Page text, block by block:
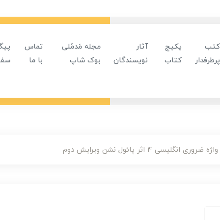
کتب
پرطرفدار
پکیج
کتاب
آثار
نویسندگان
مجله مَدمُلی
بوک شاپ
تماس
با ما